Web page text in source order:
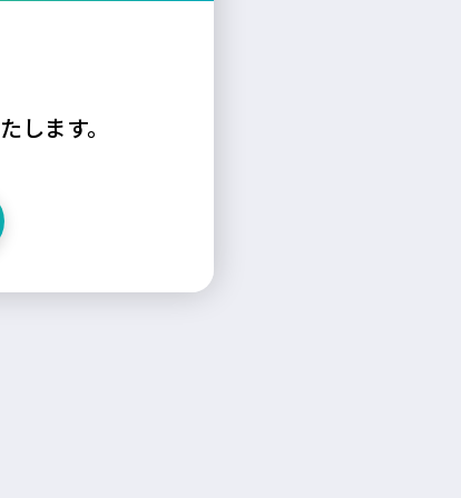
します。